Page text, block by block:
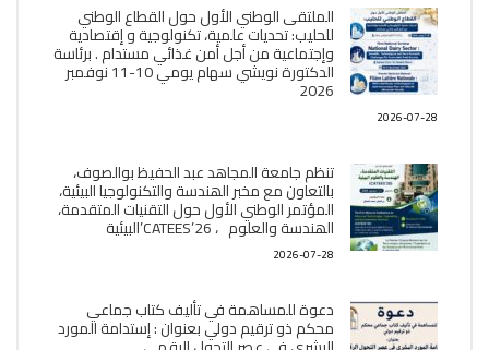
الملتقى الوطني الأول حول القطاع الوطني
للحليب: تحديات علمية، تكنولوجية و إقتصادية
وإجتماعية من أجل أمن غذائي مستدام . برئاسة
الدكتورة نويشي سهام يومي 10-11 نوفمبر
2026
2026-07-28
تنظم جامعة المجاهد عبد الحفيظ بوالصوف،
بالتعاون مع مخبر الھندسة والتكنولوجيا البیئیة،
المؤتمر الوطني الأول حول التقنيات المتقدمة،
الھندسة والعلوم ، CATEES’26’البیئية
2026-07-28
دعوة للمساهمة في تأليف كتاب جماعي
محكم ذو ترقيم دولي بعنوان : إستدامة المورد